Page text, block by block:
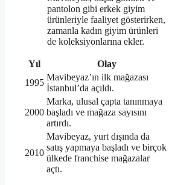
pantolon gibi erkek giyim
ürünleriyle faaliyet gösterirken,
zamanla kadın giyim ürünleri
de koleksiyonlarına ekler.
Yıl
Olay
1995
Mavibeyaz’ın ilk mağazası
İstanbul’da açıldı.
2000
Marka, ulusal çapta tanınmaya
başladı ve mağaza sayısını
artırdı.
2010
Mavibeyaz, yurt dışında da
satış yapmaya başladı ve birçok
ülkede franchise mağazalar
açtı.